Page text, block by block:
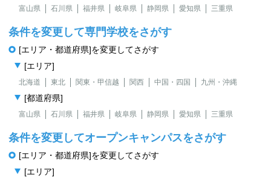
富山県 石川県 福井県 岐阜県 静岡県 愛知県 三重県
条件を変更して専門学校をさがす
[エリア・都道府県]を変更してさがす
[エリア]
北海道 東北 関東・甲信越 関西 中国・四国 九州・沖縄
[都道府県]
富山県 石川県 福井県 岐阜県 静岡県 愛知県 三重県
条件を変更してオープンキャンパスをさがす
[エリア・都道府県]を変更してさがす
[エリア]